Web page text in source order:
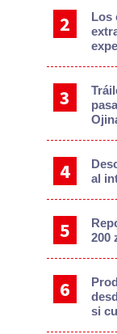
Los
al
200
si